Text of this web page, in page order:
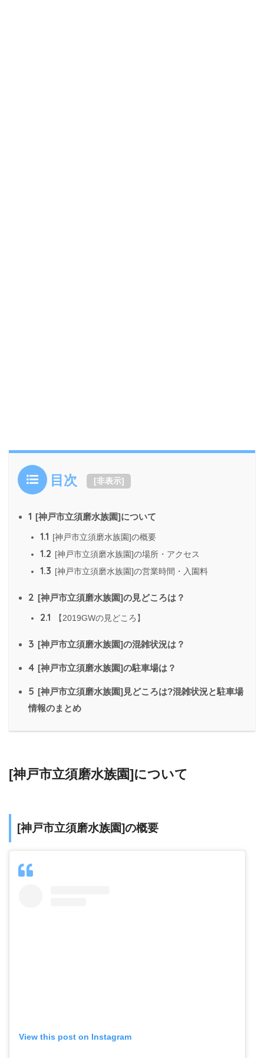
目次 [非表示]
1 [神戸市立須磨水族園]について
1.1 [神戸市立須磨水族園]の概要
1.2 [神戸市立須磨水族園]の場所・アクセス
1.3 [神戸市立須磨水族園]の営業時間・入園料
2 [神戸市立須磨水族園]の見どころは？
2.1 【2019GWの見どころ】
3 [神戸市立須磨水族園]の混雑状況は？
4 [神戸市立須磨水族園]の駐車場は？
5 [神戸市立須磨水族園]見どころは?混雑状況と駐車場
情報のまとめ
[神戸市立須磨水族園]について
[神戸市立須磨水族園]の概要
View this post on Instagram